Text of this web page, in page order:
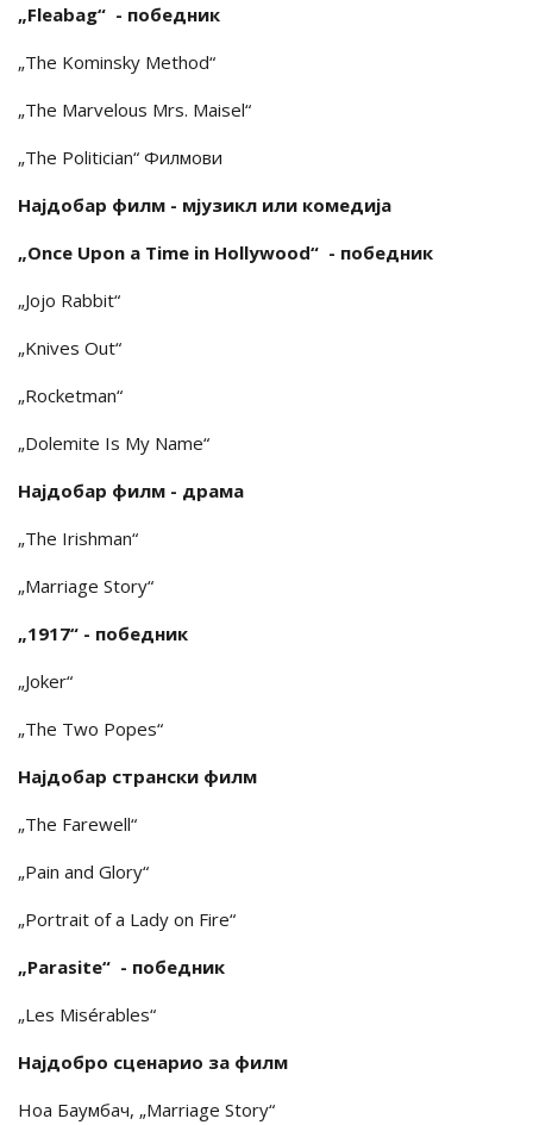
„Fleabag“ - победник
„The Kominsky Method“
„The Marvelous Mrs. Maisel“
„The Politician“ Филмови
Најдобар филм - мјузикл или комедија
„Once Upon a Time in Hollywood“ - победник
„Jojo Rabbit“
„Knives Out“
„Rocketman“
„Dolemite Is My Name“
Најдобар филм - драма
„The Irishman“
„Marriage Story“
„1917“ - победник
„Joker“
„The Two Popes“
Најдобар странски филм
„The Farewell“
„Pain and Glory“
„Portrait of a Lady on Fire“
„Parasite“ - победник
„Les Misérables“
Најдобро сценарио за филм
Ноа Баумбач, „Marriage Story“